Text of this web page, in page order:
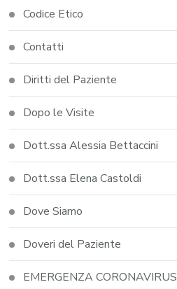
Codice Etico
Contatti
Diritti del Paziente
Dopo le Visite
Dott.ssa Alessia Bettaccini
Dott.ssa Elena Castoldi
Dove Siamo
Doveri del Paziente
EMERGENZA CORONAVIRUS